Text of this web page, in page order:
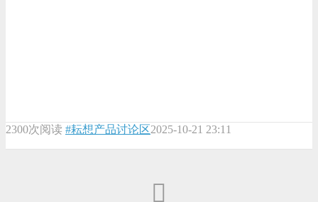
2300次阅读 #耘想产品讨论区2025-10-21 23:11